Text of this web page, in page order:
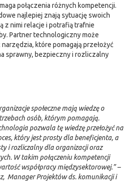
połączenia różnych kompetencji.
najlepiej znają sytuację swoich
z nimi relacje i potrafią trafnie
Partner technologiczny może
które pomagają przełożyć
sprawny, bezpieczny i rozliczalny
społeczne mają wiedzę o
osób, którym pomagają.
pozwala tę wiedzę przełożyć na
który jest prosty dla beneficjenta, a
i rozliczalny dla organizacji oraz
W takim połączeniu kompetencji
współpracy międzysektorowej.” –
Manager Projektów ds. komunikacji i